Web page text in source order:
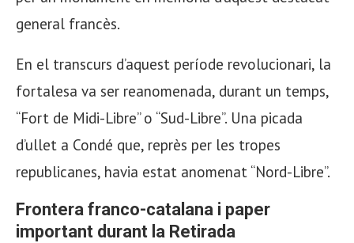
general francès.
En el transcurs d’aquest període revolucionari, la
fortalesa va ser reanomenada, durant un temps,
“Fort de Midi-Libre” o “Sud-Libre”. Una picada
d’ullet a Condé que, reprès per les tropes
republicanes, havia estat anomenat “Nord-Libre”.
Frontera franco-catalana i paper
important durant la Retirada